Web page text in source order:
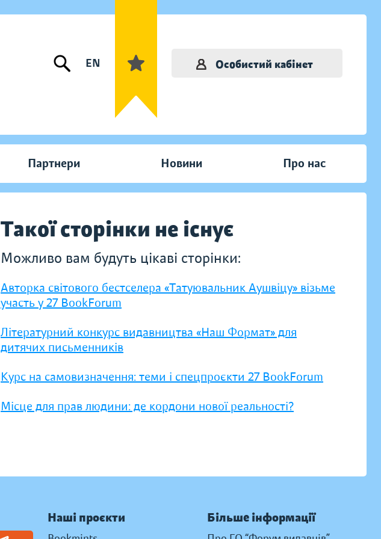
EN Особистий кабінет
Партнери Новини Про нас
Такої сторінки не існує
Можливо вам будуть цікаві сторінки:
Авторка світового бестселера «Татуювальник Аушвіцу» візьме
участь у 27 BookForum
Літературний конкурс видавництва «Наш Формат» для
дитячих письменників
Курс на самовизначення: теми і спецпроєкти 27 BookForum
Місце для прав людини: де кордони нової реальності?
Наші проєкти Більше інформації